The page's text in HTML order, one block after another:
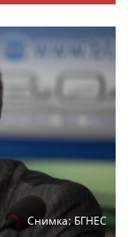
Снимка: БГНЕС